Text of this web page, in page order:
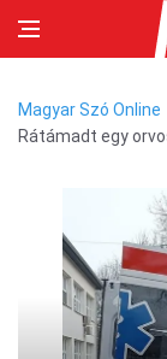
Magyar Szó Online
Rátámadt egy